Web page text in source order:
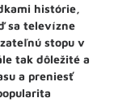
histórie,
sa televízne
stopu v
tak dôležité a
a preniesť